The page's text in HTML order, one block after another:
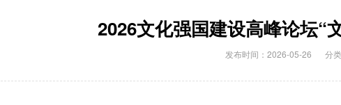
2026文化强国建设高峰论坛“
发布时间：2026-05-26 分